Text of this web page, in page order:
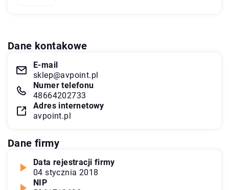
Dane kontakowe
E-mail
sklep@avpoint.pl
Numer telefonu
48664202733
Adres internetowy
avpoint.pl
Dane firmy
Data rejestracji firmy
04 stycznia 2018
NIP